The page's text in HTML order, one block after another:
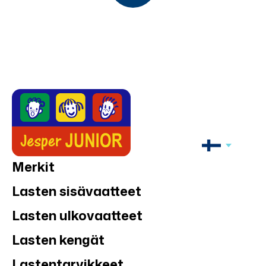
Merkit
Lasten sisävaatteet
Lasten ulkovaatteet
Lasten kengät